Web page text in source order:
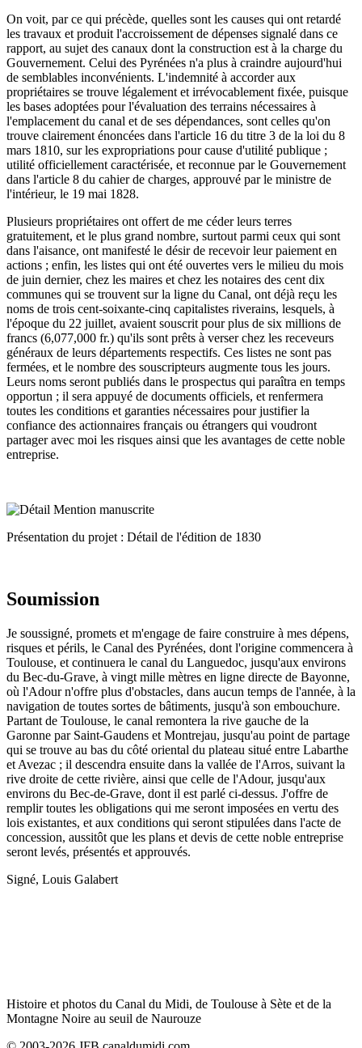
On voit, par ce qui précède, quelles sont les causes qui ont retardé
les travaux et produit l'accroissement de dépenses signalé dans ce
rapport, au sujet des canaux dont la construction est à la charge du
Gouvernement. Celui des Pyrénées n'a plus à craindre aujourd'hui
de semblables inconvénients. L'indemnité à accorder aux
propriétaires se trouve légalement et irrévocablement fixée, puisque
les bases adoptées pour l'évaluation des terrains nécessaires à
l'emplacement du canal et de ses dépendances, sont celles qu'on
trouve clairement énoncées dans l'article 16 du titre 3 de la loi du 8
mars 1810, sur les expropriations pour cause d'utilité publique ;
utilité officiellement caractérisée, et reconnue par le Gouvernement
dans l'article 8 du cahier de charges, approuvé par le ministre de
l'intérieur, le 19 mai 1828.
Plusieurs propriétaires ont offert de me céder leurs terres
gratuitement, et le plus grand nombre, surtout parmi ceux qui sont
dans l'aisance, ont manifesté le désir de recevoir leur paiement en
actions ; enfin, les listes qui ont été ouvertes vers le milieu du mois
de juin dernier, chez les maires et chez les notaires des cent dix
communes qui se trouvent sur la ligne du Canal, ont déjà reçu les
noms de trois cent-soixante-cinq capitalistes riverains, lesquels, à
l'époque du 22 juillet, avaient souscrit pour plus de six millions de
francs (6,077,000 fr.) qu'ils sont prêts à verser chez les receveurs
généraux de leurs départements respectifs. Ces listes ne sont pas
fermées, et le nombre des souscripteurs augmente tous les jours.
Leurs noms seront publiés dans le prospectus qui paraîtra en temps
opportun ; il sera appuyé de documents officiels, et renfermera
toutes les conditions et garanties nécessaires pour justifier la
confiance des actionnaires français ou étrangers qui voudront
partager avec moi les risques ainsi que les avantages de cette noble
entreprise.
Présentation du projet : Détail de l'édition de 1830
Soumission
Je soussigné, promets et m'engage de faire construire à mes dépens,
risques et périls, le Canal des Pyrénées, dont l'origine commencera à
Toulouse, et continuera le canal du Languedoc, jusqu'aux environs
du Bec-du-Grave, à vingt mille mètres en ligne directe de Bayonne,
où l'Adour n'offre plus d'obstacles, dans aucun temps de l'année, à la
navigation de toutes sortes de bâtiments, jusqu'à son embouchure.
Partant de Toulouse, le canal remontera la rive gauche de la
Garonne par Saint-Gaudens et Montrejau, jusqu'au point de partage
qui se trouve au bas du côté oriental du plateau situé entre Labarthe
et Avezac ; il descendra ensuite dans la vallée de l'Arros, suivant la
rive droite de cette rivière, ainsi que celle de l'Adour, jusqu'aux
environs du Bec-de-Grave, dont il est parlé ci-dessus. J'offre de
remplir toutes les obligations qui me seront imposées en vertu des
lois existantes, et aux conditions qui seront stipulées dans l'acte de
concession, aussitôt que les plans et devis de cette noble entreprise
seront levés, présentés et approuvés.
Signé, Louis Galabert
Histoire et photos du Canal du Midi, de Toulouse à Sète et de la
Montagne Noire au seuil de Naurouze